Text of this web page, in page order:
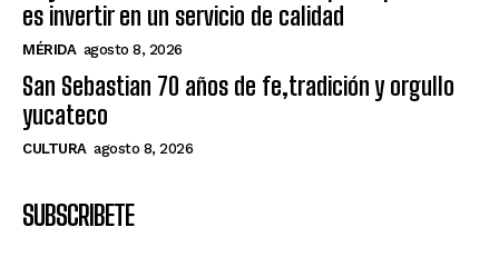
es invertir en un servicio de calidad
MÉRIDA agosto 8, 2026
San Sebastian 70 años de fe,tradición y orgullo
yucateco
CULTURA agosto 8, 2026
SUBSCRIBETE